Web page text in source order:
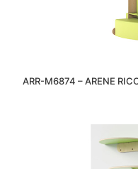
ARR-M6874 – ARENE